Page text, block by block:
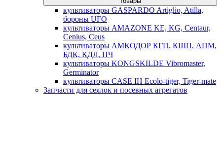
культиваторы GASPARDO Artiglio, Atilla,
бороны UFO
культиваторы AMAZONE KE, KG, Centaur,
Cenius, Ceus
культиваторы АМКОДОР КГП, КШП, АПМ,
БДК, КДЛ, ПЧ
культиваторы KONGSKILDE Vibromaster,
Germinator
культиваторы CASE IH Ecolo-tiger, Tiger-mate
Запчасти для сеялок и посевных агрегатов